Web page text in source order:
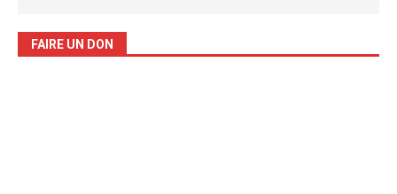
FAIRE UN DON